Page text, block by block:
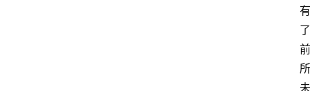
有
了
前
所
未